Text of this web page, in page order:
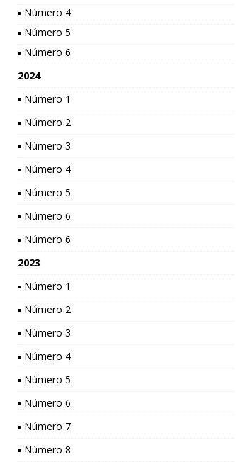
▪ Número 4
▪ Número 5
▪ Número 6
2024
▪ Número 1
▪ Número 2
▪ Número 3
▪ Número 4
▪ Número 5
▪ Número 6
▪ Número 6
2023
▪ Número 1
▪ Número 2
▪ Número 3
▪ Número 4
▪ Número 5
▪ Número 6
▪ Número 7
▪ Número 8